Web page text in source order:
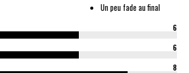
Un peu fade au final
6
6
8